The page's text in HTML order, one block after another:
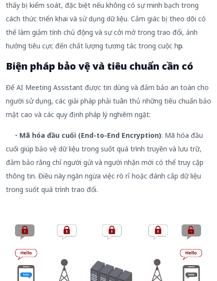
thấy bị kiểm soát, đặc biệt nếu không có sự minh bạch trong
cách thức triển khai và sử dụng dữ liệu. Cảm giác bị theo dõi có
thể làm giảm tính chủ động và sự cởi mở trong trao đổi, ảnh
hưởng tiêu cực đến chất lượng tương tác trong cuộc họp.
Biện pháp bảo vệ và tiêu chuẩn cần có
Để AI Meeting Assistant được tin dùng và đảm bảo an toàn cho
người sử dụng, các giải pháp phải tuân thủ những tiêu chuẩn bảo
mật cao và các quy định pháp lý nghiêm ngặt:
・Mã hóa đầu cuối (End-to-End Encryption): Mã hóa đầu
cuối giúp bảo vệ dữ liệu trong suốt quá trình truyền và lưu trữ,
đảm bảo rằng chỉ người gửi và người nhận mới có thể truy cập
thông tin. Điều này ngăn ngừa việc rò rỉ hoặc đánh cắp dữ liệu
trong suốt quá trình trao đổi.